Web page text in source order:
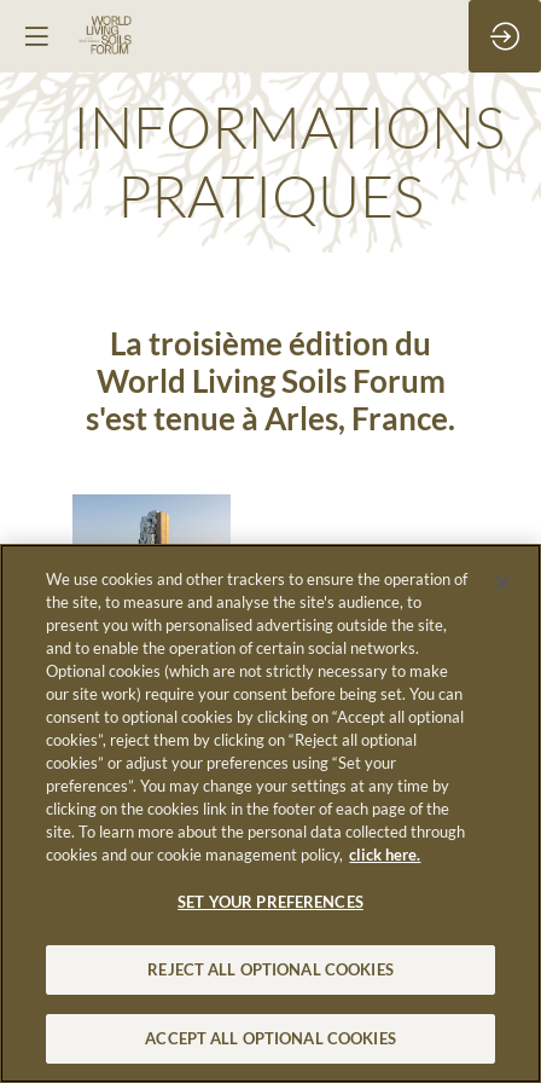
INFORMATIONS
PRATIQUES
La troisième édition du
World Living Soils Forum
s'est tenue à Arles, France.
LUMA Arles, ©
Adrian Deweerdt
Arles, France
Située à la croisée des Alpilles, de la Crau et de
la Camargue, Arles est un territoire où se
croisent histoire, culture et agriculture.
Aujourd’hui, la région s’affirme comme un delta
engagé dans les transitions écologiques et la
préservation de ses écosystèmes. Arles et la
pour penser les réponses aux défis climatiques
la conservation des zones humides
débats scientifiques et environnementaux,
We use cookies and other trackers to ensure the operation of
the site, to measure and analyse the site's audience, to
present you with personalised advertising outside the site,
and to enable the operation of certain social networks.
Optional cookies (which are not strictly necessary to make
our site work) require your consent before being set. You can
consent to optional cookies by clicking on “Accept all optional
cookies”, reject them by clicking on “Reject all optional
cookies” or adjust your preferences using “Set your
preferences”. You may change your settings at any time by
clicking on the cookies link in the footer of each page of the
site. To learn more about the personal data collected through
cookies and our cookie management policy, click here.
SET YOUR PREFERENCES
REJECT ALL OPTIONAL COOKIES
ACCEPT ALL OPTIONAL COOKIES